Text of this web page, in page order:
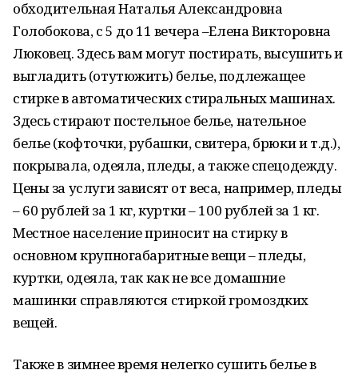
обходительная Наталья Александровна
Голобокова, с 5 до 11 вечера –Елена Викторовна
Люковец. Здесь вам могут постирать, высушить и
выгладить (отутюжить) белье, подлежащее
стирке в автоматических стиральных машинах.
Здесь стирают постельное белье, нательное
белье (кофточки, рубашки, свитера, брюки и т.д.),
покрывала, одеяла, пледы, а также спецодежду.
Цены за услуги зависят от веса, например, пледы
– 60 рублей за 1 кг, куртки – 100 рублей за 1 кг.
Местное население приносит на стирку в
основном крупногабаритные вещи – пледы,
куртки, одеяла, так как не все домашние
машинки справляются стиркой громоздких
вещей.
Также в зимнее время нелегко сушить белье в